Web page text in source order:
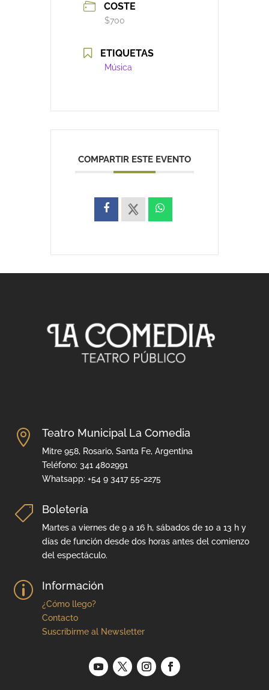
COSTE
$700
ETIQUETAS
Música
COMPARTIR ESTE EVENTO
 Teatro Municipal La Comedia
Mitre 958, Rosario, Santa Fe, Argentina
Teléfono: 341 4802991
Whatsapp: +54 9 3417 55-2275
 Boletería
Martes a viernes de 9 a 16 h, sábados de 10 a 13 h y
días de función desde dos horas antes del comienzo
del espectáculo.
p Información
¿Cómo llego?
Contacto
Suscribirme al Newsletter